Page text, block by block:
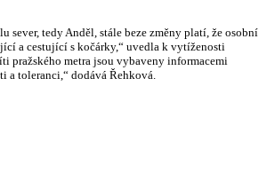
sever, tedy Anděl, stále beze změny platí, že osobní
a cestující s kočárky,“ uvedla k vytíženosti
pražského metra jsou vybaveny informacemi
a toleranci,“ dodává Řehková.